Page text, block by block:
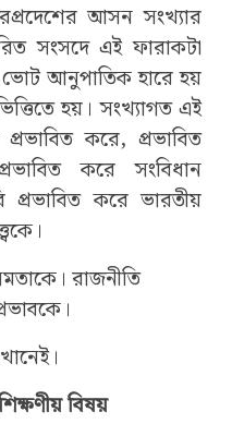
আসন সংখ্যার
সংসদে এই ফারাকটা
আনুপাতিক হারে হয়
হয়। সংখ্যাগত এই
করে, প্রভাবিত
করে সংবিধান
প্রভাবিত করে ভারতীয়
রাজনীতি
বিষয়